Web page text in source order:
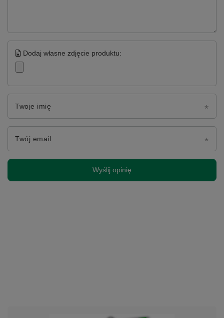
Dodaj własne zdjęcie produktu:
Twoje imię
Twój email
Wyślij opinię